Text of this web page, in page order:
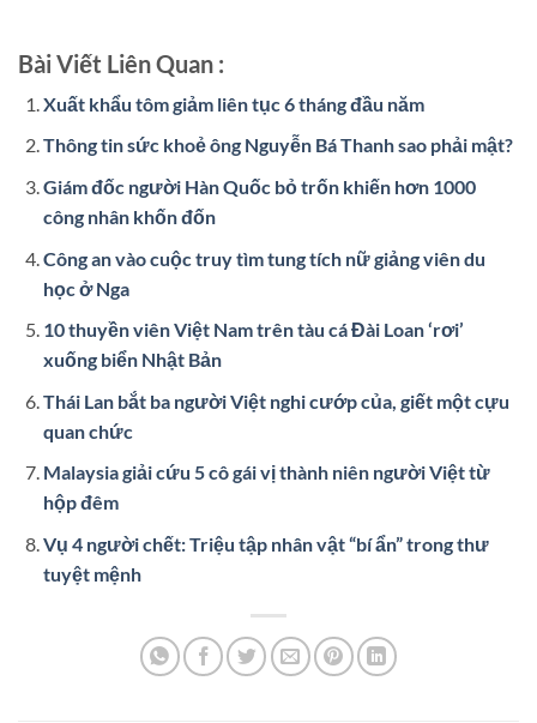
Bài Viết Liên Quan :
Xuất khẩu tôm giảm liên tục 6 tháng đầu năm
Thông tin sức khoẻ ông Nguyễn Bá Thanh sao phải mật?
Giám đốc người Hàn Quốc bỏ trốn khiến hơn 1000
công nhân khốn đốn
Công an vào cuộc truy tìm tung tích nữ giảng viên du
học ở Nga
10 thuyền viên Việt Nam trên tàu cá Đài Loan ‘rơi’
xuống biển Nhật Bản
Thái Lan bắt ba người Việt nghi cướp của, giết một cựu
quan chức
Malaysia giải cứu 5 cô gái vị thành niên người Việt từ
hộp đêm
Vụ 4 người chết: Triệu tập nhân vật “bí ẩn” trong thư
tuyệt mệnh